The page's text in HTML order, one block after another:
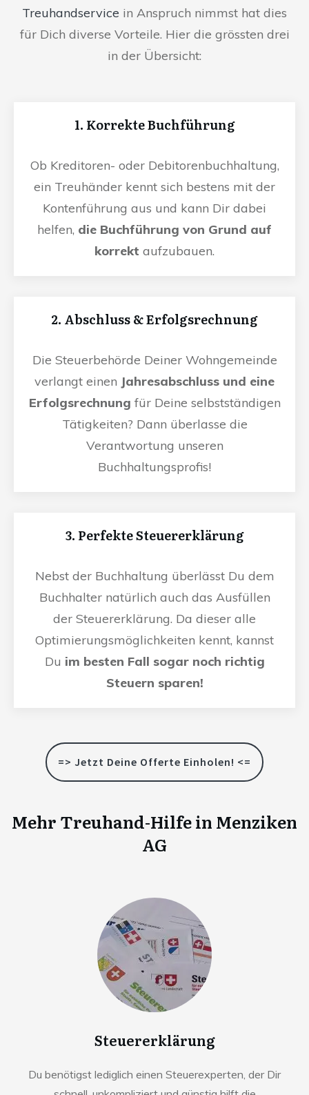
Treuhandservice in Anspruch nimmst hat dies
für Dich diverse Vorteile. Hier die grössten drei
in der Übersicht:
1. Korrekte Buchführung
Ob Kreditoren- oder Debitorenbuchhaltung,
ein Treuhänder kennt sich bestens mit der
Kontenführung aus und kann Dir dabei
helfen, die Buchführung von Grund auf
korrekt aufzubauen.
2. Abschluss & Erfolgsrechnung
Die Steuerbehörde Deiner Wohngemeinde
verlangt einen Jahresabschluss und eine
Erfolgsrechnung für Deine selbstständigen
Tätigkeiten? Dann überlasse die
Verantwortung unseren
Buchhaltungsprofis!
3. Perfekte Steuererklärung
Nebst der Buchhaltung überlässt Du dem
Buchhalter natürlich auch das Ausfüllen
der Steuererklärung. Da dieser alle
Optimierungsmöglichkeiten kennt, kannst
Du im besten Fall sogar noch richtig
Steuern sparen!
=> Jetzt Deine Offerte Einholen! <=
Mehr Treuhand-Hilfe in Menziken
AG
Steuererklärung
Du benötigst lediglich einen Steuerexperten, der Dir